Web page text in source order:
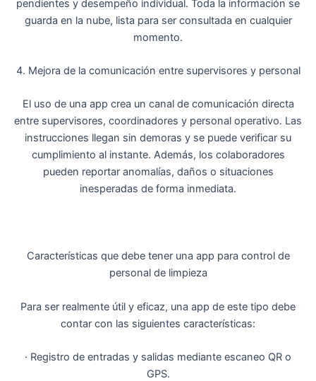
pendientes y desempeño individual. Toda la información se
guarda en la nube, lista para ser consultada en cualquier
momento.
4. Mejora de la comunicación entre supervisores y personal
El uso de una app crea un canal de comunicación directa
entre supervisores, coordinadores y personal operativo. Las
instrucciones llegan sin demoras y se puede verificar su
cumplimiento al instante. Además, los colaboradores
pueden reportar anomalías, daños o situaciones
inesperadas de forma inmediata.
Características que debe tener una app para control de
personal de limpieza
Para ser realmente útil y eficaz, una app de este tipo debe
contar con las siguientes características:
· Registro de entradas y salidas mediante escaneo QR o
GPS.